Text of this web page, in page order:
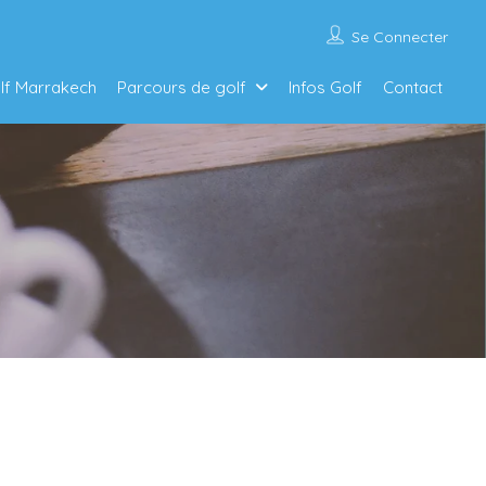
Se Connecter
Marrakech Parcours de golf Infos Golf Contact